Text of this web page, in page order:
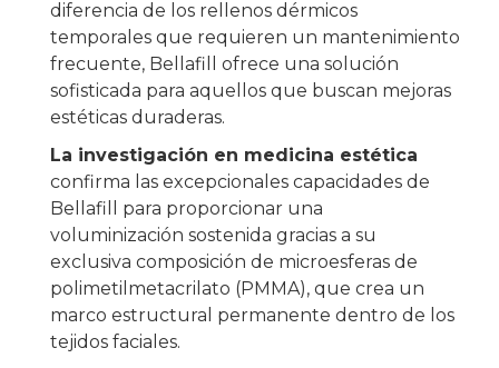
diferencia de los rellenos dérmicos
temporales que requieren un mantenimiento
frecuente, Bellafill ofrece una solución
sofisticada para aquellos que buscan mejoras
estéticas duraderas.
La investigación en medicina estética
confirma las excepcionales capacidades de
Bellafill para proporcionar una
voluminización sostenida gracias a su
exclusiva composición de microesferas de
polimetilmetacrilato (PMMA), que crea un
marco estructural permanente dentro de los
tejidos faciales.